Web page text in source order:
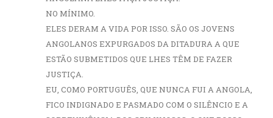
NO MÍNIMO.
ELES DERAM A VIDA POR ISSO. SÃO OS JOVENS
ANGOLANOS EXPURGADOS DA DITADURA A QUE
ESTÃO SUBMETIDOS QUE LHES TÊM DE FAZER
JUSTIÇA.
EU, COMO PORTUGUÊS, QUE NUNCA FUI A ANGOLA,
FICO INDIGNADO E PASMADO COM O SILÊNCIO E A